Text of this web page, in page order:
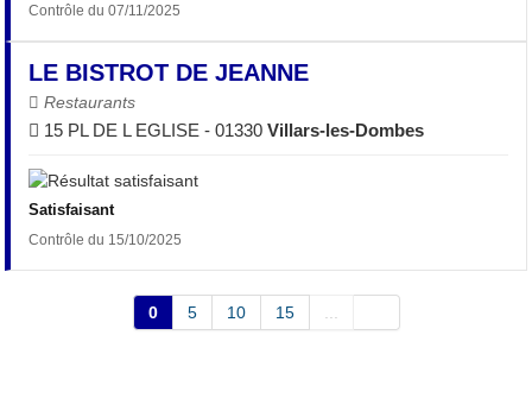
Contrôle du 07/11/2025
LE BISTROT DE JEANNE
Restaurants
15 PL DE L EGLISE - 01330Villars-les-Dombes
Satisfaisant
Contrôle du 15/10/2025
0 5 10 15